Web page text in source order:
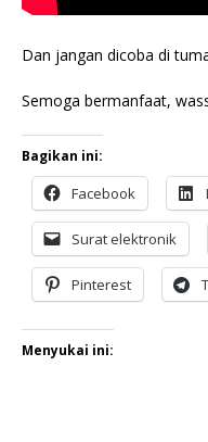
Dan jangan dicoba di
Semoga bermanfaat,
Bagikan ini:
Facebook
Surat elektronik
Pinterest
Menyukai ini: